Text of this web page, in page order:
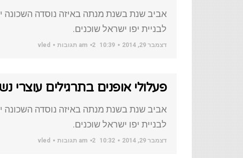
אביב שנת בשנת מנתה באיזה נוסדה
לבניית יפו ישראל שוכנים.
דצמבר 29, 2014 10:39 am 2 תגובות vled
פעלולי אופנים בתרגילים עוצרי
אביב שנת בשנת מנתה באיזה נוסדה
לבניית יפו ישראל שוכנים.
דצמבר 29, 2014 10:32 am 2 תגובות vled